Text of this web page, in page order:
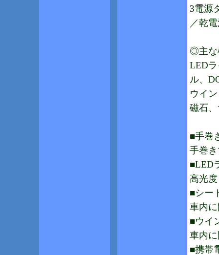
3電源
／乾
◎主
LED
ル、
ウイ
磁石
■手巻
手巻
■LED
高光
■シー
車内
■ウイ
車内
■携帯